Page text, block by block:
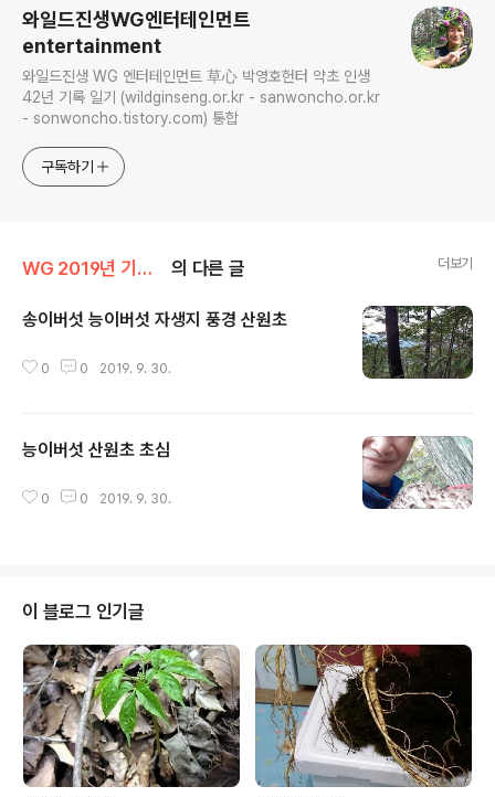
와일드진생WG엔터테인먼트
entertainment
와일드진생 WG 엔터테인먼트 草心 박영호헌터 약초 인생
42년 기록 일기 (wildginseng.or.kr - sanwoncho.or.kr
- sonwoncho.tistory.com) 통합
구독하기
WG 2019년 기해년 기록 의 다른 글 더보기
송이버섯 능이버섯 자생지 풍경 산원초
0 0 2019. 9. 30.
능이버섯 산원초 초심
0 0 2019. 9. 30.
이 블로그 인기글